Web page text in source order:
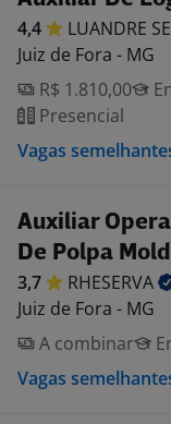
4,4 LUANDRE
Juiz de Fora - MG
R$ 1.810,00
Presencial
Vagas
Auxiliar
De Polpa
3,7
RHESERVA
Juiz de Fora - MG
A combinar
Vagas